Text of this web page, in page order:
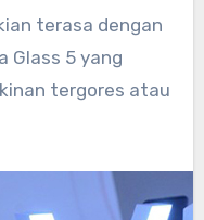
terasa dengan
Glass 5 yang
tergores atau